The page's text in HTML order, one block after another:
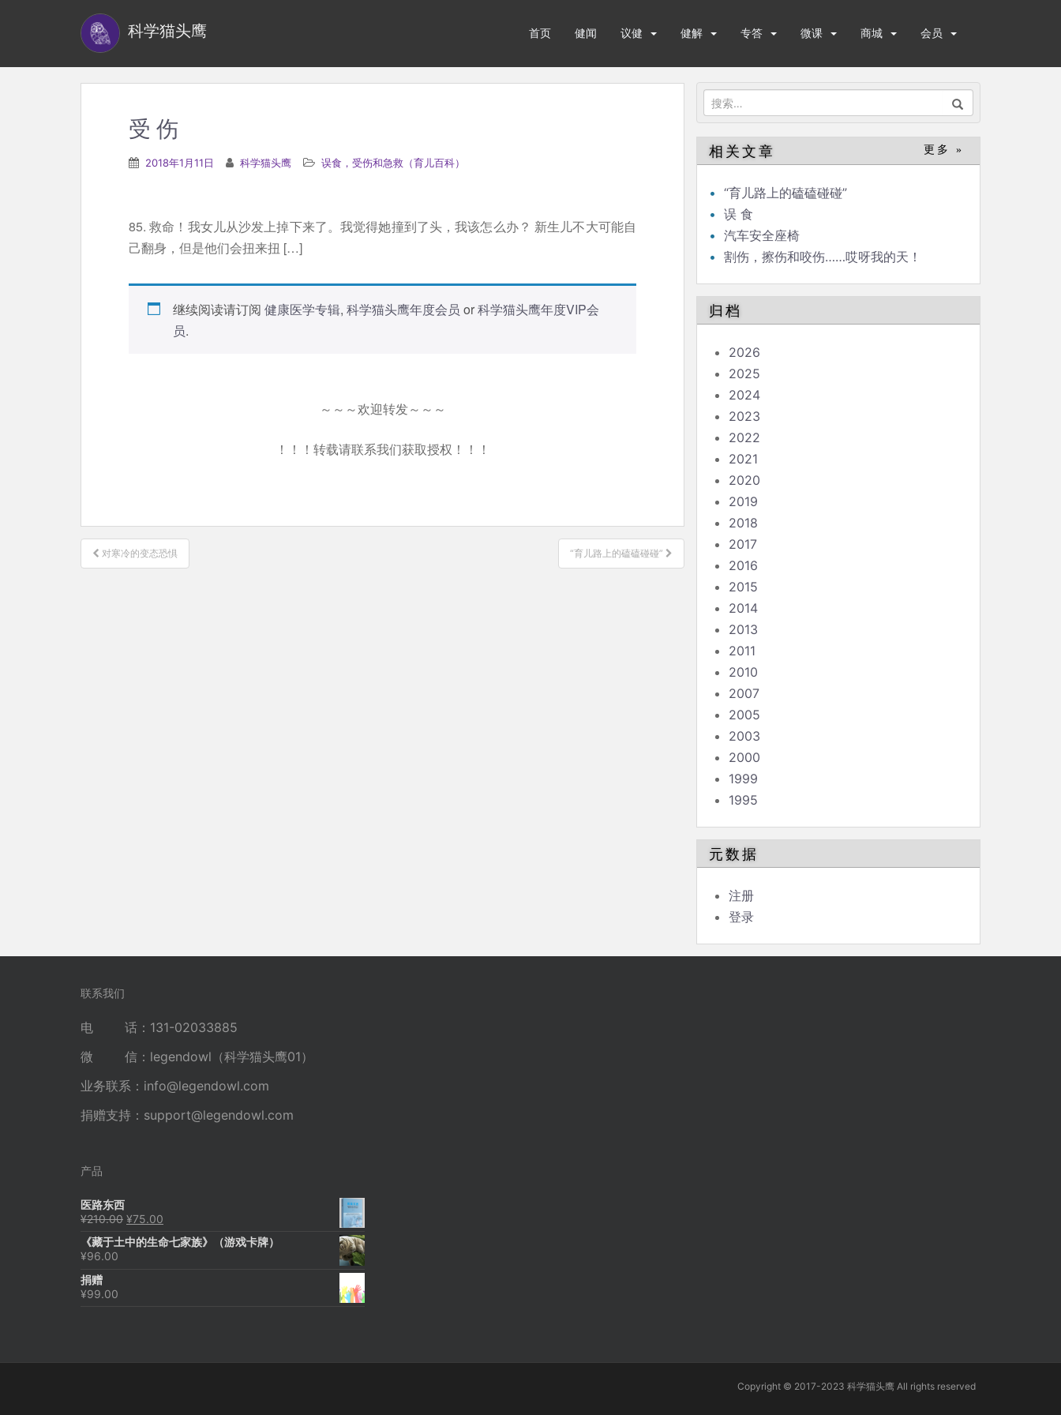
科学猫头鹰 首页 健闻 议健 健解 专答 微课 商城 会员
搜
索：
受 伤
2018年1月11日 科学猫头鹰 误食，受伤和急救（育儿百科）
85. 救命！我女儿从沙发上掉下来了。我觉得她撞到了头，我该怎么办？ 新生儿不大可能自
己翻身，但是他们会扭来扭 […]
继续阅读请订阅 健康医学专辑, 科学猫头鹰年度会员 or科学猫头鹰年度VIP会
员.
～～～欢迎转发～～～
！！！转载请联系我们获取授权！！！
文
章
对寒冷的变态恐惧 “育儿路上的磕磕碰碰”
相关文章 更多 »
“育儿路上的磕磕碰碰”
误 食
汽车安全座椅
割伤，擦伤和咬伤……哎呀我的天！
归档
2026
2025
2024
2023
2022
2021
2020
2019
2018
2017
2016
2015
2014
2013
2011
2010
2007
2005
2003
2000
1999
1995
元数据
注册
登录
联系我们
电 话：131-02033885
微 信：legendowl（科学猫头鹰01）
业务联系： info@legendowl.com
捐赠支持： support@legendowl.com
产品
医路东西
¥210.00 原
为：
¥75.00
价
《藏于土中的生命七家族》（游戏卡牌）
¥96.00
捐赠
¥99.00
Copyright © 2017-2023 科学猫头鹰 All rights reserved